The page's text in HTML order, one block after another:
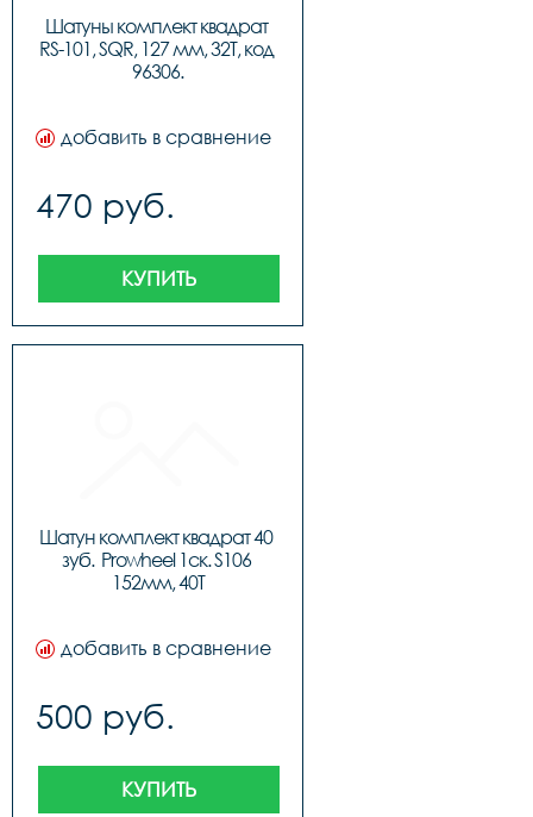
Шатуны комплект квадрат
RS-101, SQR, 127 мм, 32T, код
96306.
добавить в сравнение
470 руб.
КУПИТЬ
Шатун комплект квадрат 40
зуб.  Prowheel 1ск. S106
152мм, 40Т
добавить в сравнение
500 руб.
КУПИТЬ